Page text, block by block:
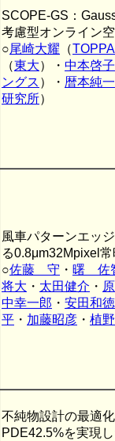
SCOPE-GS：
考慮型オンライン
○尾崎大耀 （
（東大）・ 中本啓子
ングス ）・ 暦本純一
研究所）
風車パターンエッ
る0.8μm32Mpixel
○佐藤 守 ・ 曙 佐
将大 ・ 太田健介 ・
中幸一郎 ・ 安田和徳
平 ・ 加藤昭彦 ・ 植
不純物設計の最適
PDE42.5%を実現